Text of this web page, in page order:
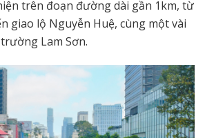
trên đoạn đường dài gần 1km, từ
giao lộ Nguyễn Huệ, cùng một vài
Lam Sơn.